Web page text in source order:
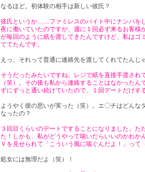
なるほど。初体験の相手は新しい彼氏？
彼氏というか……ファミレスのバイト中にナンパを
夜に働いていたのですが、週に１回必ず来るお客様
が毎回のように紙を渡してきたんですけど、私はゴ
ててたんです。
えっ、それって普通に連絡先を渡してくれてたんじ
そうだったみたいですね。レジで紙を直接手渡され
（笑）。その後も私から連絡することはなかったん
ずにずっと通い続けていたので、１回デートだけす
ようやく彼の思いが実った（笑）。エ〇チはどんな
なったの？
３回目くらいのデートですることになりました。た
た！しかも、私がどうやって喘いだらいいのかわか
Ｖを見せられて「こういう風に喘ぐんだよ！」って
処女には無理だよ（笑）！